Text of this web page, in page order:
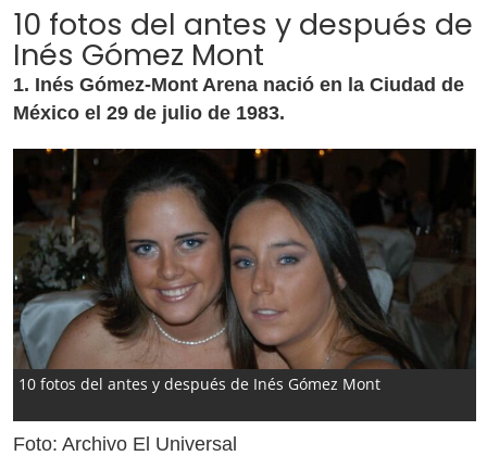
10 fotos del antes y después de
Inés Gómez Mont
1. Inés Gómez-Mont Arena nació en la Ciudad de
México el 29 de julio de 1983.
10 fotos del antes y después de Inés Gómez Mont
Foto: Archivo El Universal